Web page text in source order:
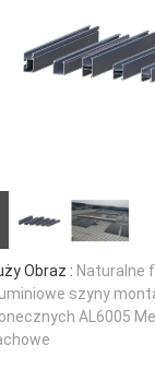
Obraz : Naturalne
szyny
AL6005